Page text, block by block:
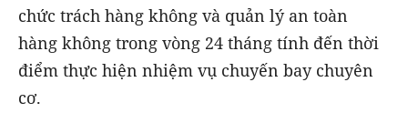
chức trách hàng không và quản lý an toàn
hàng không trong vòng 24 tháng tính đến thời
điểm thực hiện nhiệm vụ chuyến bay chuyên
cơ.